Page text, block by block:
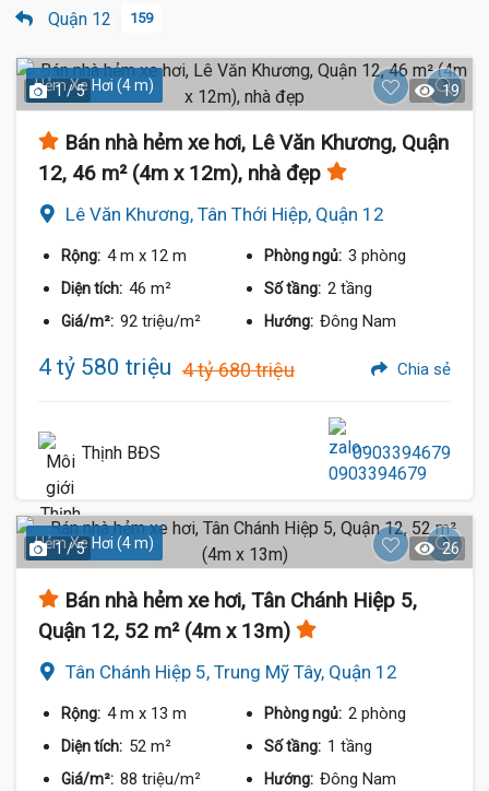
Quận 12 159
Hẻm Xe Hơi (4 m)
1 / 5 19
Bán nhà hẻm xe hơi, Lê Văn Khương, Quận
12, 46 m² (4m x 12m), nhà đẹp
Lê Văn Khương, Tân Thới Hiệp, Quận 12
Rộng: 4 m x 12 m Phòng ngủ: 3 phòng
Diện tích: 46 m² Số tầng: 2 tầng
Giá/m²: 92 triệu/m² Hướng: Đông Nam
4 tỷ 580 triệu 4 tỷ 680 triệu Chia sẻ
Thịnh BĐS 0903394679
Hẻm Xe Hơi (4 m)
1 / 5 26
Bán nhà hẻm xe hơi, Tân Chánh Hiệp 5,
Quận 12, 52 m² (4m x 13m)
Tân Chánh Hiệp 5, Trung Mỹ Tây, Quận 12
Rộng: 4 m x 13 m Phòng ngủ: 2 phòng
Diện tích: 52 m² Số tầng: 1 tầng
Giá/m²: 88 triệu/m² Hướng: Đông Nam